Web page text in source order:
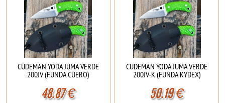
CUDEMAN YODA JUMA VERDE
200JV (FUNDA CUERO)
48.87€
CUDEMAN YODA JUMA VERDE
200JV-K (FUNDA KYDEX)
50.19€